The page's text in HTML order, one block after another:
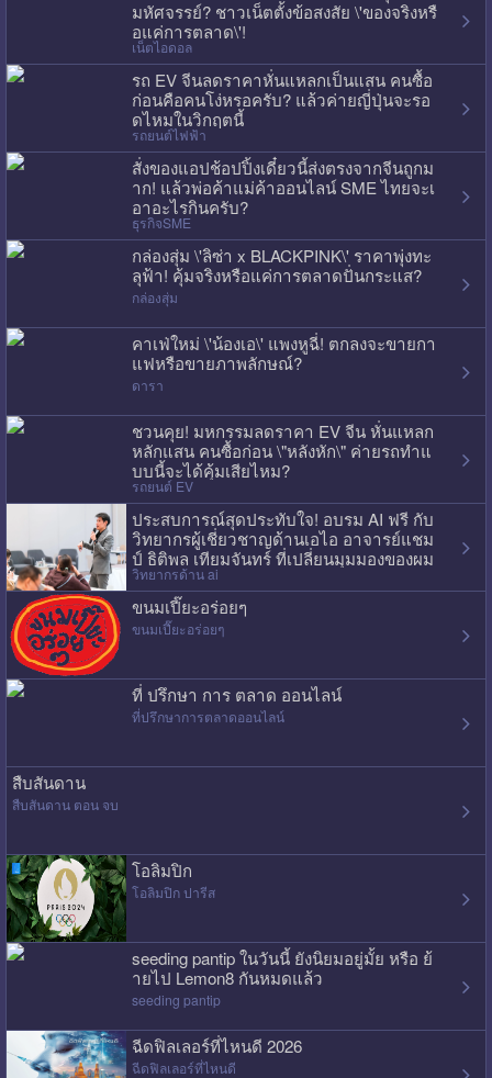
มหัศจรรย์? ชาวเน็ตตั้งข้อสงสัย \'ของจริงหรื
อแค่การตลาด\'!
เน็ตไอดอล
รถ EV จีนลดราคาหั่นแหลกเป็นแสน คนซื้อ
ก่อนคือคนโง่หรอครับ? แล้วค่ายญี่ปุ่นจะรอ
ดไหมในวิกฤตนี้
รถยนต์ไฟฟ้า
สั่งของแอปช้อปปิ้งเดี๋ยวนี้ส่งตรงจากจีนถูกม
าก! แล้วพ่อค้าแม่ค้าออนไลน์ SME ไทยจะเ
อาอะไรกินครับ?
ธุรกิจSME
กล่องสุ่ม \'ลิซ่า x BLACKPINK\' ราคาพุ่งทะ
ลุฟ้า! คุ้มจริงหรือแค่การตลาดปั่นกระแส?
กล่องสุ่ม
คาเฟ่ใหม่ \'น้องเอ\' แพงหูฉี่! ตกลงจะขายกา
แฟหรือขายภาพลักษณ์?
ดารา
ชวนคุย! มหกรรมลดราคา EV จีน หั่นแหลก
หลักแสน คนซื้อก่อน \"หลังหัก\" ค่ายรถทำแ
บบนี้จะได้คุ้มเสียไหม?
รถยนต์ EV
ประสบการณ์สุดประทับใจ! อบรม AI ฟรี กับ
วิทยากรผู้เชี่ยวชาญด้านเอไอ อาจารย์แชม
ป์ ธิติพล เทียมจันทร์ ที่เปลี่ยนมุมมองของผม
ไปเลย
วิทยากรด้าน ai
ขนมเปี๊ยะอร่อยๆ
ขนมเปี๊ยะอร่อยๆ
ที่ ปรึกษา การ ตลาด ออนไลน์
ที่ปรึกษาการตลาดออนไลน์
สืบสันดาน
สืบสันดาน ตอน จบ
โอลิมปิก
โอลิมปิก ปารีส
seeding pantip ในวันนี้ ยังนิยมอยู่มั้ย หรือ ย้
ายไป Lemon8 กันหมดแล้ว
seeding pantip
ฉีดฟิลเลอร์ที่ไหนดี 2026
ฉีดฟิลเลอร์ที่ไหนดี